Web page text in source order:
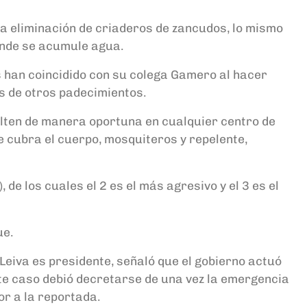
de criaderos de zancudos, lo mismo
se acumule agua.
coincidido con su colega Gamero al hacer
de otros padecimientos.
de manera oportuna en cualquier centro de
el cuerpo, mosquiteros y repelente,
los cuales el 2 es el más agresivo y el 3 es el
es presidente, señaló que el gobierno actuó
debió decretarse de una vez la emergencia
a la reportada.